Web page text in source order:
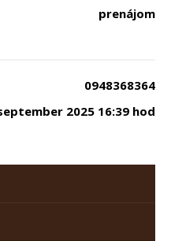
prenájom
0948368364
2025 16:39 hod